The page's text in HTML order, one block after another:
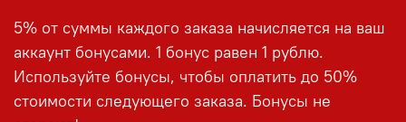
5% от суммы каждого заказа начисляется на ваш
аккаунт бонусами. 1 бонус равен 1 рублю.
Используйте бонусы, чтобы оплатить до 50%
стоимости следующего заказа. Бонусы не